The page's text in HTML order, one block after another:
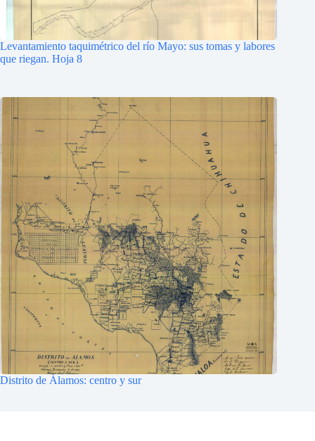
Levantamiento taquimétrico del río Mayo: sus tomas y labores
que riegan. Hoja 8
Distrito de Álamos: centro y sur